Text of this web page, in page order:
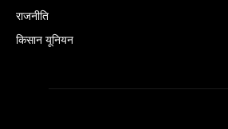
राजनीति
किसान यूनियन